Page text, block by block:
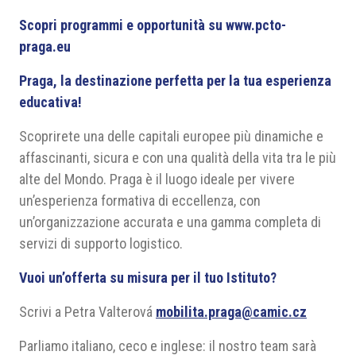
Scopri programmi e opportunità su www.pcto-
praga.eu
Praga, la destinazione perfetta per la tua esperienza
educativa!
Scoprirete una delle capitali europee più dinamiche e
affascinanti, sicura e con una qualità della vita tra le più
alte del Mondo. Praga è il luogo ideale per vivere
un’esperienza formativa di eccellenza, con
un’organizzazione accurata e una gamma completa di
servizi di supporto logistico.
Vuoi un’offerta su misura per il tuo Istituto?
Scrivi a Petra Valterová mobilita.praga@camic.cz
Parliamo italiano, ceco e inglese: il nostro team sarà